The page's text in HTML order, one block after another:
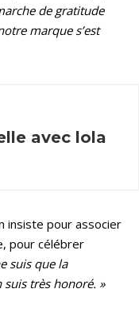
de gratitude
marque s’est
avec lola
insiste pour associer
pour célébrer
suis que la
suis très honoré. »